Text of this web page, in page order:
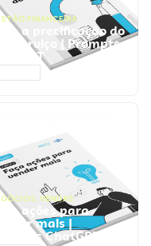
FINANCEIRA
a precificação do
serviço | Prompts
, VENDAS
ações para
mais |
ChatGPT